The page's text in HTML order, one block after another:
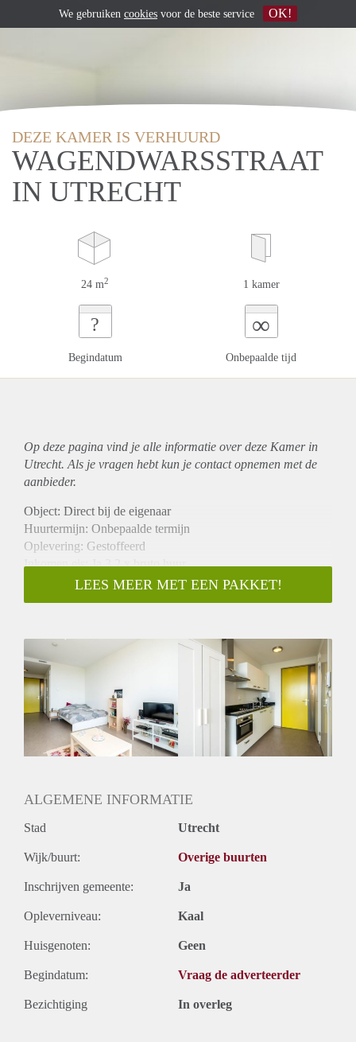
DEZE KAMER IS VERHUURD
WAGENDWARSSTRAAT
IN UTRECHT
24 m2 1 kamer
?
Begindatum
∞
Onbepaalde tijd
Op deze pagina vind je alle informatie over deze Kamer in
Utrecht. Als je vragen hebt kun je contact opnemen met de
aanbieder.
Object: Direct bij de eigenaar
Huurtermijn: Onbepaalde termijn
Oplevering: Gestoffeerd
Inkomen eis: Ja 3,2 x bruto huur
Garantiestelling mogelijk: Ja
Borg: 1 maand
Gedeelde Douche: Nee
Gedeelde woonkamer: Nee
Huisgenoten: Nee
Geslacht huisgenoten: N.v.t.
LEES MEER MET EEN PAKKET!
ALGEMENE INFORMATIE
Stad Utrecht
Wijk/buurt: Overige buurten
Inschrijven gemeente: Ja
Opleverniveau: Kaal
Huisgenoten: Geen
Begindatum: Vraag de adverteerder
Bezichtiging In overleg
We gebruiken cookies voor de beste service OK!